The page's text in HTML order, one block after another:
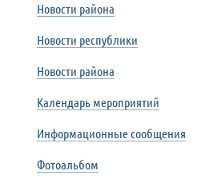
Новости района
Новости республики
Новости района
Календарь мероприятий
Информационные сообщения
Фотоальбом